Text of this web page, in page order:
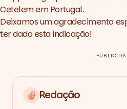
Cetelem em Portugal.
Deixamos um agradecimento
ter dado esta indicação!
Redação